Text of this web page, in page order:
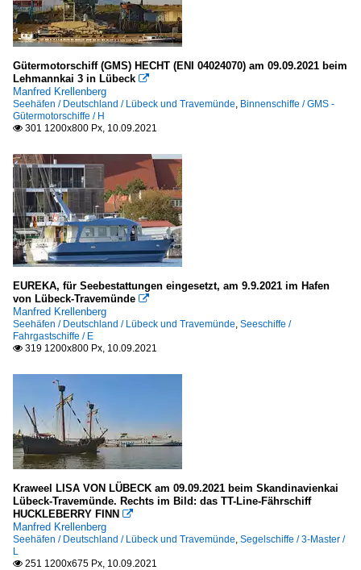
Gütermotorschiff (GMS) HECHT (ENI 04024070) am 09.09.2021 beim
Lehmannkai 3 in Lübeck 
Manfred Krellenberg
Seehäfen / Deutschland / Lübeck und Travemünde, Binnenschiffe / GMS -
Gütermotorschiffe / H
 301 1200x800 Px, 10.09.2021
EUREKA, für Seebestattungen eingesetzt, am 9.9.2021 im Hafen
von Lübeck-Travemünde 
Manfred Krellenberg
Seehäfen / Deutschland / Lübeck und Travemünde, Seeschiffe /
Fahrgastschiffe / E
 319 1200x800 Px, 10.09.2021
Kraweel LISA VON LÜBECK am 09.09.2021 beim Skandinavienkai
Lübeck-Travemünde. Rechts im Bild: das TT-Line-Fährschiff
HUCKLEBERRY FINN 
Manfred Krellenberg
Seehäfen / Deutschland / Lübeck und Travemünde, Segelschiffe / 3-Master /
L
 251 1200x675 Px, 10.09.2021